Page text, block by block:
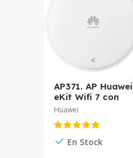
AP371. AP Huawei
eKit Wifi 7 con
velocidad de 3.57
3 bandas
recomendado
Huawei
En Stock